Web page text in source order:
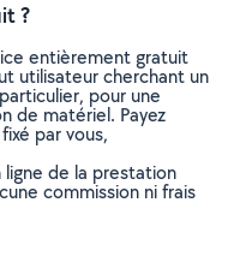
?
entièrement gratuit
utilisateur cherchant un
pour une
de matériel. Payez
par vous,
ligne de la prestation
commission ni frais